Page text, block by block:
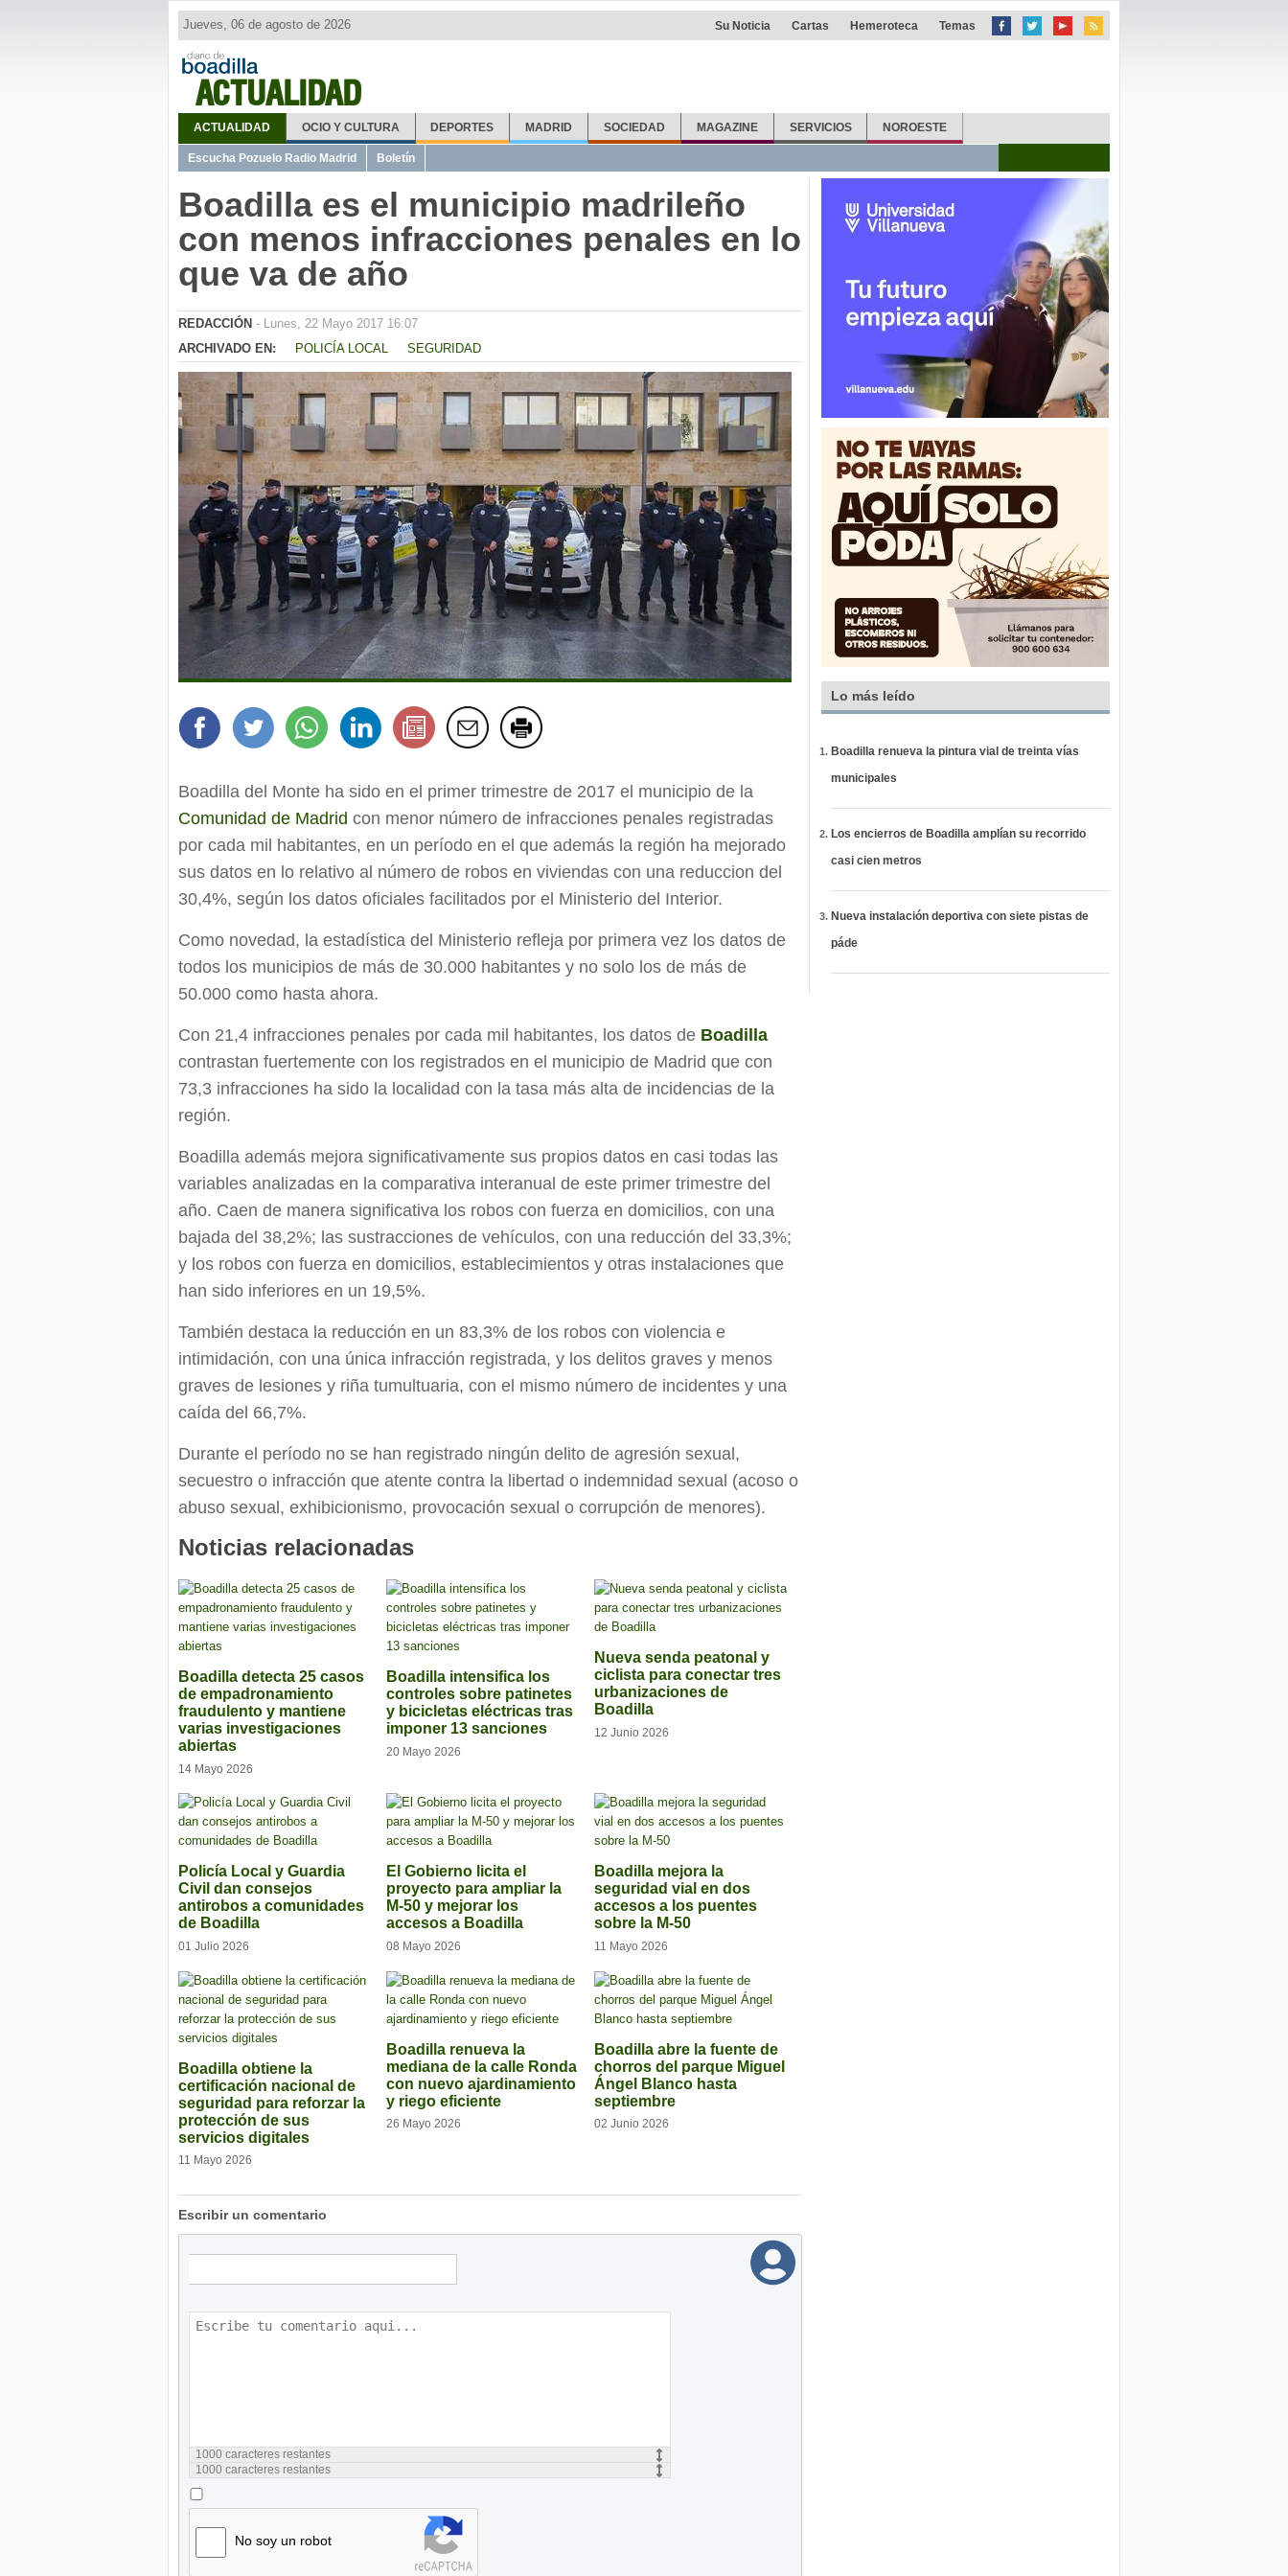
ACTUALIDAD
Jueves, 06 de agosto de 2026 Su Noticia Cartas Hemeroteca Temas
ACTUALIDAD OCIO Y CULTURA DEPORTES MADRID SOCIEDAD MAGAZINE SERVICIOS NOROESTE
Escucha Pozuelo Radio Madrid Boletín
Boadilla es el municipio madrileño
con menos infracciones penales en lo
que va de año
REDACCIÓN - Lunes, 22 Mayo 2017 16:07
ARCHIVADO EN:
POLICÍA LOCAL SEGURIDAD
Boadilla del Monte ha sido en el primer trimestre de 2017 el municipio de la
Comunidad de Madrid con menor número de infracciones penales registradas
por cada mil habitantes, en un período en el que además la región ha mejorado
sus datos en lo relativo al número de robos en viviendas con una reduccion del
30,4%, según los datos oficiales facilitados por el Ministerio del Interior.
Como novedad, la estadística del Ministerio refleja por primera vez los datos de
todos los municipios de más de 30.000 habitantes y no solo los de más de
50.000 como hasta ahora.
Con 21,4 infracciones penales por cada mil habitantes, los datos de Boadilla
contrastan fuertemente con los registrados en el municipio de Madrid que con
73,3 infracciones ha sido la localidad con la tasa más alta de incidencias de la
región.
Boadilla además mejora significativamente sus propios datos en casi todas las
variables analizadas en la comparativa interanual de este primer trimestre del
año. Caen de manera significativa los robos con fuerza en domicilios, con una
bajada del 38,2%; las sustracciones de vehículos, con una reducción del 33,3%;
y los robos con fuerza en domicilios, establecimientos y otras instalaciones que
han sido inferiores en un 19,5%.
También destaca la reducción en un 83,3% de los robos con violencia e
intimidación, con una única infracción registrada, y los delitos graves y menos
graves de lesiones y riña tumultuaria, con el mismo número de incidentes y una
caída del 66,7%.
Durante el período no se han registrado ningún delito de agresión sexual,
secuestro o infracción que atente contra la libertad o indemnidad sexual (acoso o
abuso sexual, exhibicionismo, provocación sexual o corrupción de menores).
Noticias relacionadas
Boadilla detecta 25 casos
de empadronamiento
fraudulento y mantiene
varias investigaciones
abiertas
14 Mayo 2026
Boadilla intensifica los
controles sobre patinetes
y bicicletas eléctricas tras
imponer 13 sanciones
20 Mayo 2026
Nueva senda peatonal y
ciclista para conectar tres
urbanizaciones de
Boadilla
12 Junio 2026
Policía Local y Guardia
Civil dan consejos
antirobos a comunidades
de Boadilla
01 Julio 2026
El Gobierno licita el
proyecto para ampliar la
M-50 y mejorar los
accesos a Boadilla
08 Mayo 2026
Boadilla mejora la
seguridad vial en dos
accesos a los puentes
sobre la M-50
11 Mayo 2026
Boadilla obtiene la
certificación nacional de
seguridad para reforzar la
protección de sus
servicios digitales
11 Mayo 2026
Boadilla renueva la
mediana de la calle Ronda
con nuevo ajardinamiento
y riego eficiente
26 Mayo 2026
Boadilla abre la fuente de
chorros del parque Miguel
Ángel Blanco hasta
septiembre
02 Junio 2026
Escribir un comentario
1000 caracteres restantes
1000 caracteres restantes
No soy un robot
Lo más leído
Boadilla renueva la pintura vial de treinta vías
municipales
Los encierros de Boadilla amplían su recorrido
casi cien metros
Nueva instalación deportiva con siete pistas de
páde